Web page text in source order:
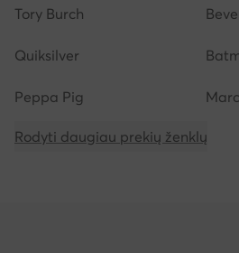
Tory Burch
Quiksilver
Peppa Pig
Rodyti daugiau prekių ženklų